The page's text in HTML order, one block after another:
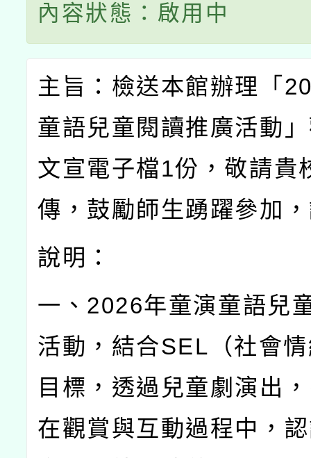
內容狀態：啟用中
主旨：檢送本館辦理「
童語兒童閱讀推廣活動
文宣電子檔1份，敬請貴
傳，鼓勵師生踴躍參加
說明：
一、 2026年童演童語兒
活動，結合SEL （社會
目標，透過兒童劇演出
在觀賞與互動過程中，